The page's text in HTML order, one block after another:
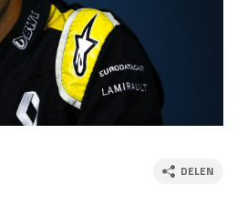
za 13:00 - 15:00
2026 23 - 25 okt
za 23:00 - 00:00
DELEN